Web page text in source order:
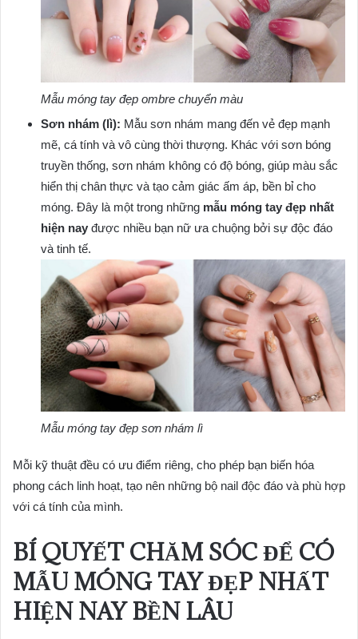
Mẫu móng tay đẹp ombre chuyển màu
Sơn nhám (lì): Mẫu sơn nhám mang đến vẻ đẹp mạnh
mẽ, cá tính và vô cùng thời thượng. Khác với sơn bóng
truyền thống, sơn nhám không có độ bóng, giúp màu sắc
hiển thị chân thực và tạo cảm giác ấm áp, bền bỉ cho
móng. Đây là một trong những mẫu móng tay đẹp nhất
hiện nay được nhiều bạn nữ ưa chuộng bởi sự độc đáo
và tinh tế.
Mẫu móng tay đẹp sơn nhám lì
Mỗi kỹ thuật đều có ưu điểm riêng, cho phép bạn biến hóa
phong cách linh hoạt, tạo nên những bộ nail độc đáo và phù hợp
với cá tính của mình.
BÍ QUYẾT CHĂM SÓC ĐỂ CÓ
MẪU MÓNG TAY ĐẸP NHẤT
HIỆN NAYBỀN LÂU